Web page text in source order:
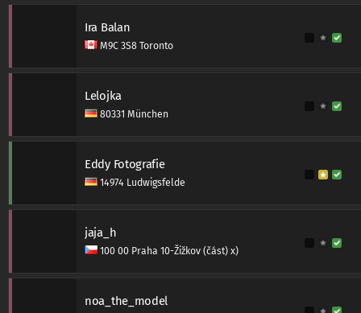
Ira Balan
M9C 3S8 Toronto
Lelojka
80331 München
Eddy Fotografie
14974 Ludwigsfelde
jaja_h
100 00 Praha 10-Žižkov (část) x)
noa_the_model